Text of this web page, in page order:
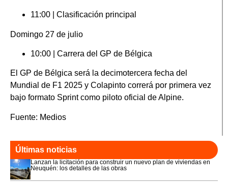
11:00 | Clasificación principal
Domingo 27 de julio
10:00 | Carrera del GP de Bélgica
El GP de Bélgica será la decimotercera fecha del
Mundial de F1 2025 y Colapinto correrá por primera vez
bajo formato Sprint como piloto oficial de Alpine.
Fuente: Medios
Últimas noticias
Lanzan la licitación para construir un nuevo plan de viviendas en
Neuquén: los detalles de las obras